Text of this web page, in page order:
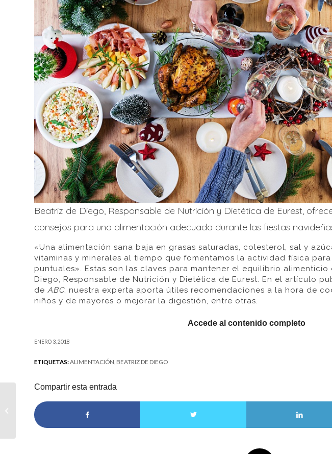
Beatriz de Diego, Responsable de Nutrición y Dietética de Eurest,
consejos para una alimentación adecuada durante las fiestas
«Una alimentación sana baja en grasas saturadas, colesterol, sal y
vitaminas y minerales al tiempo que fomentamos la actividad física para
puntuales». Estas son las claves para mantener el equilibrio
Diego, Responsable de Nutrición y Dietética de Eurest. En el artículo
de ABC, nuestra experta aporta útiles recomendaciones a la hora de
niños y de mayores o mejorar la digestión, entre otras.
Accede al contenido completo
ENERO 3, 2018
ETIQUETAS: ALIMENTACIÓN BEATRIZ DE DIEGO
Compartir esta entrada
marcha una campaña
solidaria de recogida
de juguetes